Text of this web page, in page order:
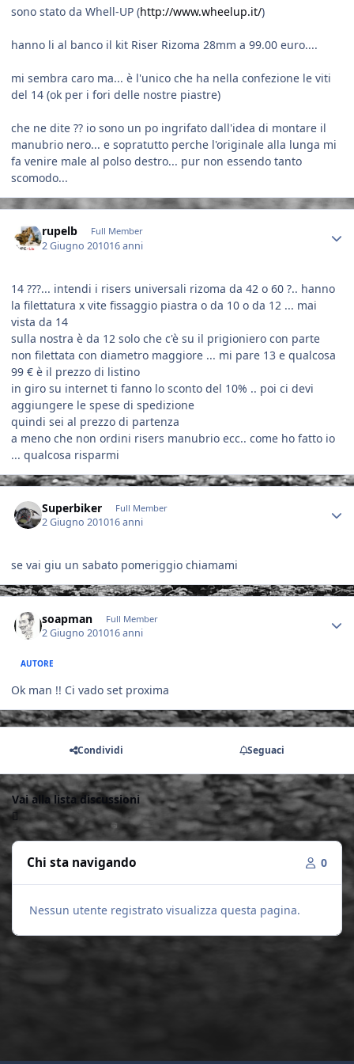
sono stato da Whell-UP (http://www.wheelup.it/)
hanno li al banco il kit Riser Rizoma 28mm a 99.00 euro....
mi sembra caro ma... è l'unico che ha nella confezione le viti
del 14 (ok per i fori delle nostre piastre)
che ne dite ?? io sono un po ingrifato dall'idea di montare il
manubrio nero... e sopratutto perche l'originale alla lunga mi
fa venire male al polso destro... pur non essendo tanto
scomodo...
rupelb Full Member
2 Giugno 201016 anni
14 ???... intendi i risers universali rizoma da 42 o 60 ?.. hanno
la filettatura x vite fissaggio piastra o da 10 o da 12 ... mai
vista da 14
sulla nostra è da 12 solo che c'è su il prigioniero con parte
non filettata con diametro maggiore ... mi pare 13 e qualcosa
99 € è il prezzo di listino
in giro su internet ti fanno lo sconto del 10% .. poi ci devi
aggiungere le spese di spedizione
quindi sei al prezzo di partenza
a meno che non ordini risers manubrio ecc.. come ho fatto io
... qualcosa risparmi
Superbiker Full Member
2 Giugno 201016 anni
se vai giu un sabato pomeriggio chiamami
soapman Full Member
2 Giugno 201016 anni
AUTORE
Ok man !! Ci vado set proxima
Condividi Seguaci
Vai alla lista discussioni
Chi sta navigando 0
Nessun utente registrato visualizza questa pagina.